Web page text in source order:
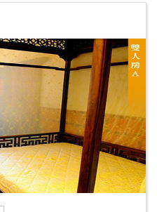
堵與對看堵上施有彩繪，主
山墻。